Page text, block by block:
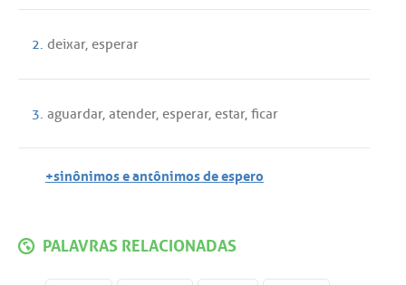
2. deixar, esperar
3. aguardar, atender, esperar, estar, ficar
+sinônimos e antônimos de espero
PALAVRAS RELACIONADAS